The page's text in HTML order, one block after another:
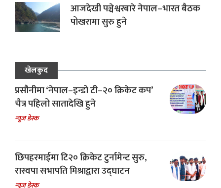
आजदेखी पञ्चेश्वरबारे नेपाल–भारत बैठक
पोखरामा सुरु हुने
खेलकुद
प्रसौनीमा ‘नेपाल–इन्डो टी–२० क्रिकेट कप’
चैत्र पहिलो सातादेखि हुने
न्यूज डेस्क
छिपहरमाईमा टि२० क्रिकेट टुर्नामेन्ट सुरु,
रास्वपा सभापति मिश्राद्वारा उद्घाटन
न्यूज डेस्क